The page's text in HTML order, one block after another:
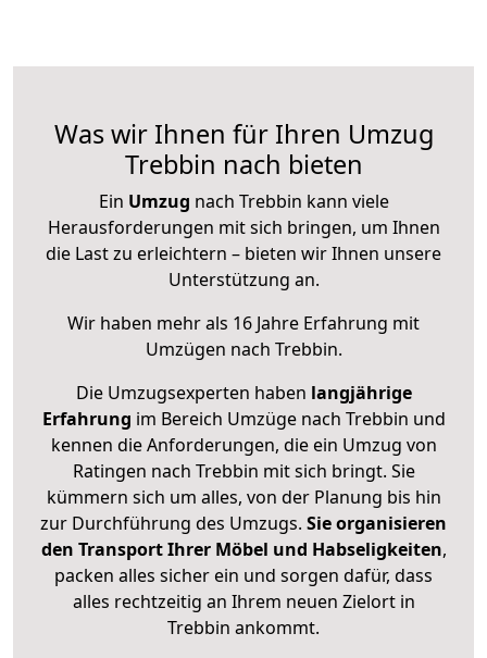
Was wir Ihnen für Ihren Umzug
Trebbin nach bieten
Ein Umzug nach Trebbin kann viele
Herausforderungen mit sich bringen, um Ihnen
die Last zu erleichtern – bieten wir Ihnen unsere
Unterstützung an.
Wir haben mehr als 16 Jahre Erfahrung mit
Umzügen nach Trebbin.
Die Umzugsexperten haben langjährige
Erfahrung im Bereich Umzüge nach Trebbin und
kennen die Anforderungen, die ein Umzug von
Ratingen nach Trebbin mit sich bringt. Sie
kümmern sich um alles, von der Planung bis hin
zur Durchführung des Umzugs. Sie organisieren
den Transport Ihrer Möbel und Habseligkeiten,
packen alles sicher ein und sorgen dafür, dass
alles rechtzeitig an Ihrem neuen Zielort in
Trebbin ankommt.